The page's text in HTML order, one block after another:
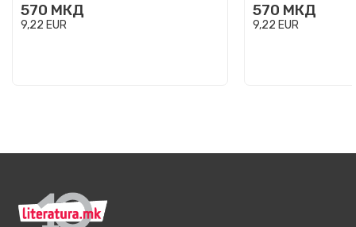
570 МКД
9,22 EUR
570 МКД
9,22 EUR